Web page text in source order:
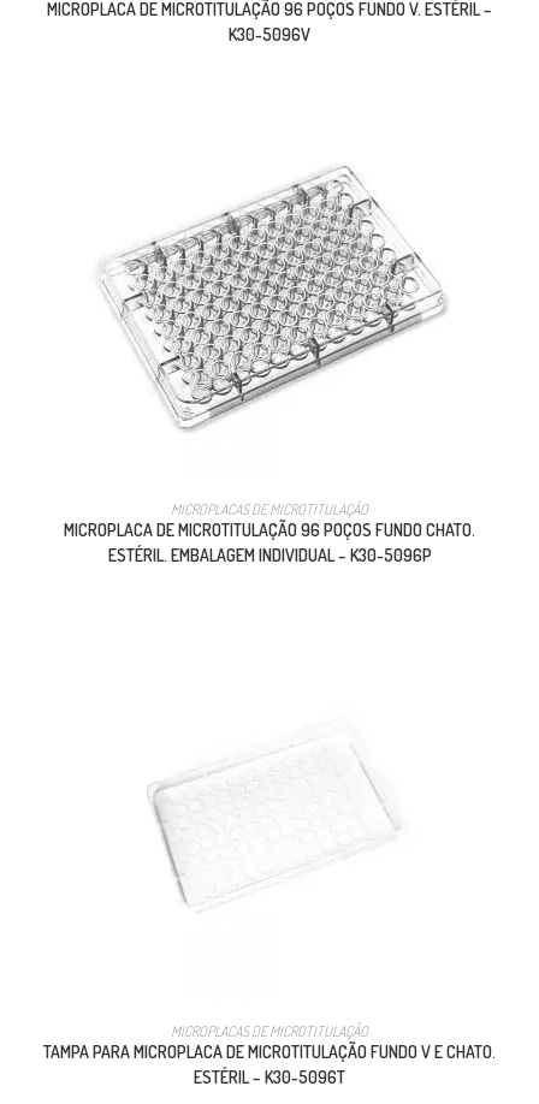
MICROPLACA DE MICROTITULAÇÃO 96 POÇOS FUNDO V. ESTÉRIL –
K30-5096V
MICROPLACAS DE MICROTITULAÇÃO
MICROPLACA DE MICROTITULAÇÃO 96 POÇOS FUNDO CHATO.
ESTÉRIL. EMBALAGEM INDIVIDUAL – K30-5096P
MICROPLACAS DE MICROTITULAÇÃO
TAMPA PARA MICROPLACA DE MICROTITULAÇÃO FUNDO V E CHATO.
ESTÉRIL – K30-5096T